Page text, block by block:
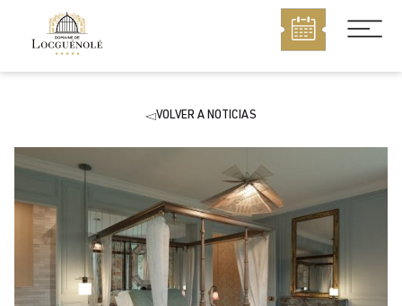
MENÚ
VOLVER A NOTICIAS